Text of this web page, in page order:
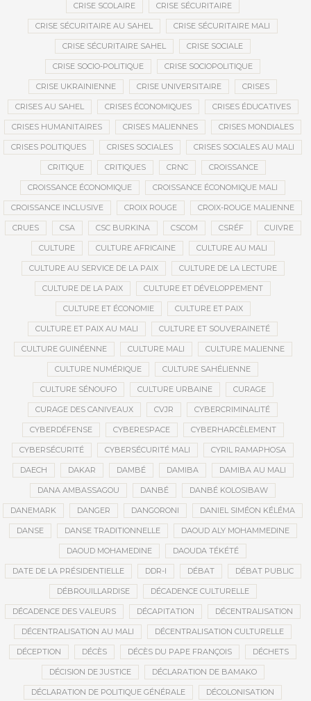
CRISE SCOLAIRE CRISE SÉCURITAIRE
CRISE SÉCURITAIRE AU SAHEL CRISE SÉCURITAIRE MALI
CRISE SÉCURITAIRE SAHEL CRISE SOCIALE
CRISE SOCIO-POLITIQUE CRISE SOCIOPOLITIQUE
CRISE UKRAINIENNE CRISE UNIVERSITAIRE CRISES
CRISES AU SAHEL CRISES ÉCONOMIQUES CRISES ÉDUCATIVES
CRISES HUMANITAIRES CRISES MALIENNES CRISES MONDIALES
CRISES POLITIQUES CRISES SOCIALES CRISES SOCIALES AU MALI
CRITIQUE CRITIQUES CRNC CROISSANCE
CROISSANCE ÉCONOMIQUE CROISSANCE ÉCONOMIQUE MALI
CROISSANCE INCLUSIVE CROIX ROUGE CROIX-ROUGE MALIENNE
CRUES CSA CSC BURKINA CSCOM CSRÉF CUIVRE
CULTURE CULTURE AFRICAINE CULTURE AU MALI
CULTURE AU SERVICE DE LA PAIX CULTURE DE LA LECTURE
CULTURE DE LA PAIX CULTURE ET DÉVELOPPEMENT
CULTURE ET ÉCONOMIE CULTURE ET PAIX
CULTURE ET PAIX AU MALI CULTURE ET SOUVERAINETÉ
CULTURE GUINÉENNE CULTURE MALI CULTURE MALIENNE
CULTURE NUMÉRIQUE CULTURE SAHÉLIENNE
CULTURE SÉNOUFO CULTURE URBAINE CURAGE
CURAGE DES CANIVEAUX CVJR CYBERCRIMINALITÉ
CYBERDÉFENSE CYBERESPACE CYBERHARCÈLEMENT
CYBERSÉCURITÉ CYBERSÉCURITÉ MALI CYRIL RAMAPHOSA
DAECH DAKAR DAMBÉ DAMIBA DAMIBA AU MALI
DANA AMBASSAGOU DANBÉ DANBÉ KOLOSIBAW
DANEMARK DANGER DANGORONI DANIEL SIMÉON KÉLÉMA
DANSE DANSE TRADITIONNELLE DAOUD ALY MOHAMMEDINE
DAOUD MOHAMEDINE DAOUDA TÉKÉTÉ
DATE DE LA PRÉSIDENTIELLE DDR-I DÉBAT DÉBAT PUBLIC
DÉBROUILLARDISE DÉCADENCE CULTURELLE
DÉCADENCE DES VALEURS DÉCAPITATION DÉCENTRALISATION
DÉCENTRALISATION AU MALI DÉCENTRALISATION CULTURELLE
DÉCEPTION DÉCÈS DÉCÈS DU PAPE FRANÇOIS DÉCHETS
DÉCISION DE JUSTICE DÉCLARATION DE BAMAKO
DÉCLARATION DE POLITIQUE GÉNÉRALE DÉCOLONISATION